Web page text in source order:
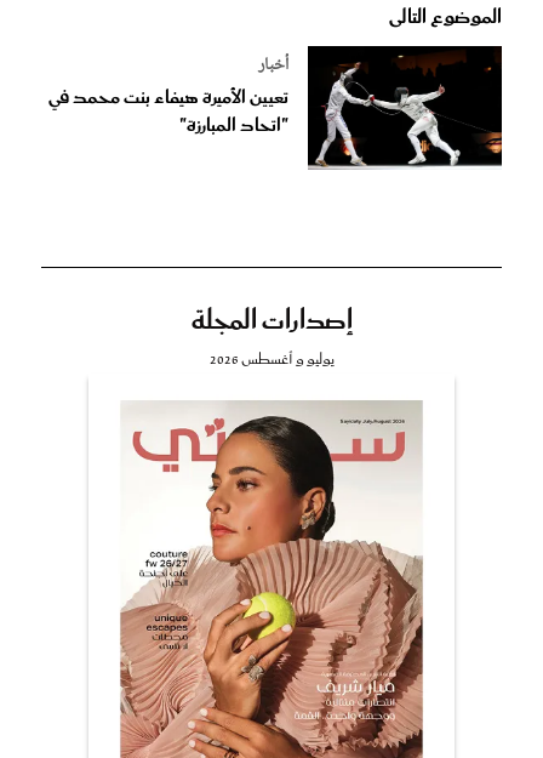
الموضوع التالى
أخبار
تعيين الأميرة هيفاء بنت محمد في
"اتحاد المبارزة"
إصدارات المجلة
يوليو و أغسطس 2026